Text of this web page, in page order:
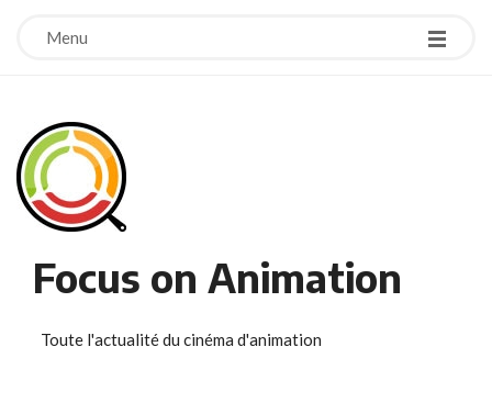
Menu
Focus on Animation
Toute l'actualité du cinéma d'animation